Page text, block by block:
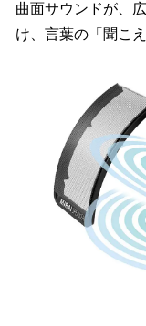
曲面サウンドが、
け、言葉の「聞こ